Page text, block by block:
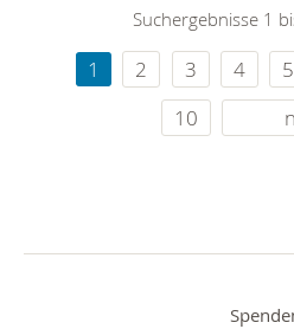
Suchergebnisse 1
1 2 3 4 5
10